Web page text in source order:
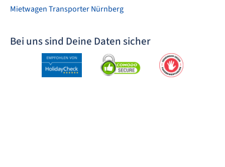
Mietwagen Transporter Nürnberg
Bei uns sind Deine Daten sicher